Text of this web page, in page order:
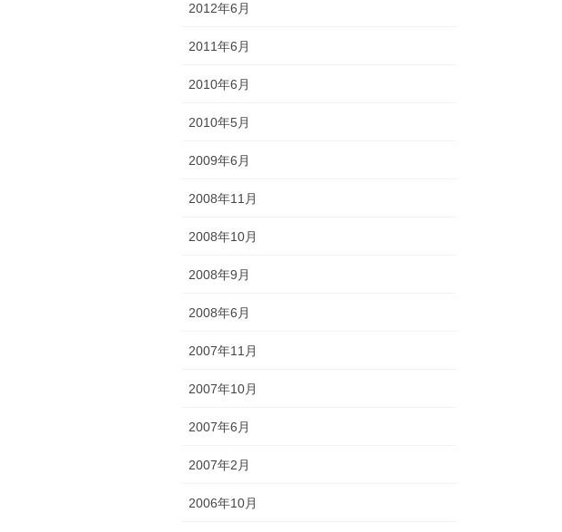
2012年6月
2011年6月
2010年6月
2010年5月
2009年6月
2008年11月
2008年10月
2008年9月
2008年6月
2007年11月
2007年10月
2007年6月
2007年2月
2006年10月